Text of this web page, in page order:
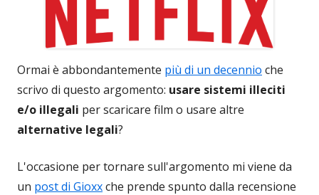
Ormai è abbondantemente più di un decennio che
scrivo di questo argomento: usare sistemi illeciti
e/o illegali per scaricare film o usare altre
alternative legali?
L'occasione per tornare sull'argomento mi viene da
un post di Gioxxche prende spunto dalla recensione